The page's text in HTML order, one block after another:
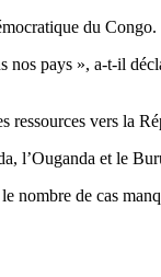
du Congo.
pays », a-t-il
ressources vers la
l’Ouganda et le
nombre de cas